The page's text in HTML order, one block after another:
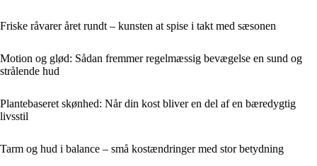
Friske råvarer året rundt – kunsten at spise i takt med sæsonen
Motion og glød: Sådan fremmer regelmæssig bevægelse en sund og
strålende hud
Plantebaseret skønhed: Når din kost bliver en del af en bæredygtig
livsstil
Tarm og hud i balance – små kostændringer med stor betydning